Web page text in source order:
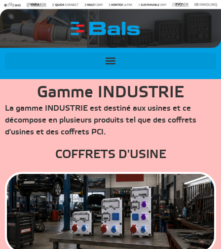
principal
Gamme INDUSTRIE
La gamme INDUSTRIE est destiné aux usines et ce
décompose en plusieurs produits tel que des coffrets
d'usines et des coffrets PCI.
COFFRETS D'USINE